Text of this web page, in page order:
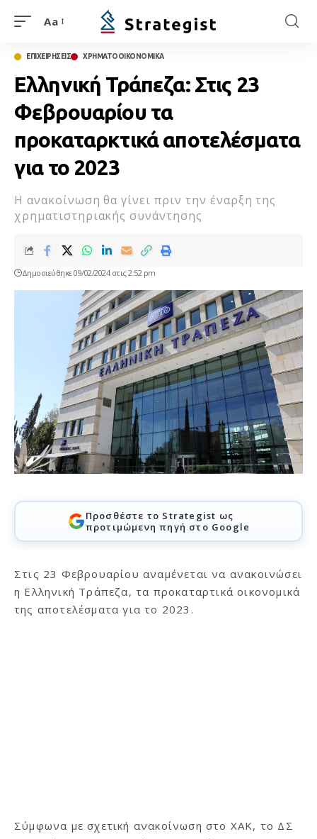
Aa
ΕΠΙΧΕΙΡΗΣΕΙΣ ΧΡΗΜΑΤΟΟΙΚΟΝΟΜΙΚΑ
Ελληνική Τράπεζα: Στις 23
Φεβρουαρίου τα
προκαταρκτικά αποτελέσματα
για το 2023
Η ανακοίνωση θα γίνει πριν την έναρξη της
χρηματιστηριακής συνάντησης
Δημοσιεύθηκε 09/02/2024 στις 2:52 pm
Προσθέστε το Strategist ως
προτιμώμενη πηγή στο Google
Στις 23 Φεβρουαρίου αναμένεται να ανακοινώσει
η Ελληνική Τράπεζα, τα προκαταρτικά οικονομικά
της αποτελέσματα για το 2023.
Σύμφωνα με σχετική ανακοίνωση στο ΧΑΚ, το ΔΣ